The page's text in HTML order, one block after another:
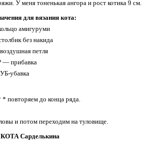
У меня тоненькая ангора и рост котика 9 см.
для вязания кота:
амигуруми
без накида
петля
— прибавка
УБ-убавка
повторяем до конца ряда.
и потом переходим на туловище.
Сарделькина